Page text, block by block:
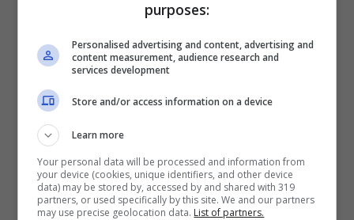
purposes:
Personalised advertising and content, advertising and
content measurement, audience research and
services development
Store and/or access information on a device
Learn more
Your personal data will be processed and information from
your device (cookies, unique identifiers, and other device
data) may be stored by, accessed by and shared with 319
partners, or used specifically by this site. We and our partners
may use precise geolocation data. List of partners.